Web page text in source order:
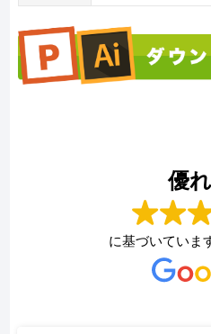
優
に基づいていま